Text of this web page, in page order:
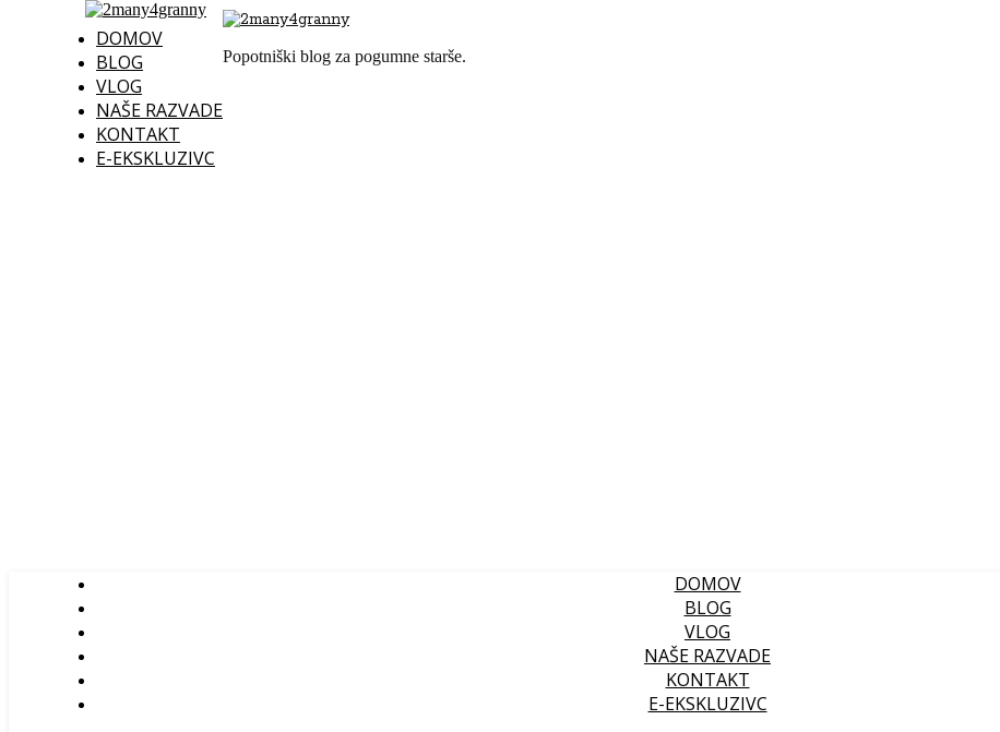
DOMOV
BLOG
VLOG
NAŠE RAZVADE
KONTAKT
E-EKSKLUZIVC
Popotniški blog za pogumne starše.
DOMOV
BLOG
VLOG
NAŠE RAZVADE
KONTAKT
E-EKSKLUZIVC